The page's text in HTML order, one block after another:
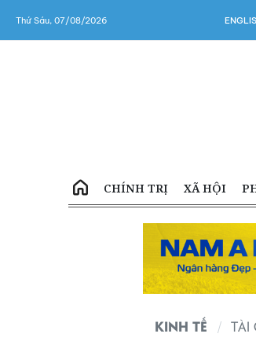
Thứ Sáu, 07/08/2026
CHÍNH TRỊ XÃ HỘI
KINH TẾ TÀI